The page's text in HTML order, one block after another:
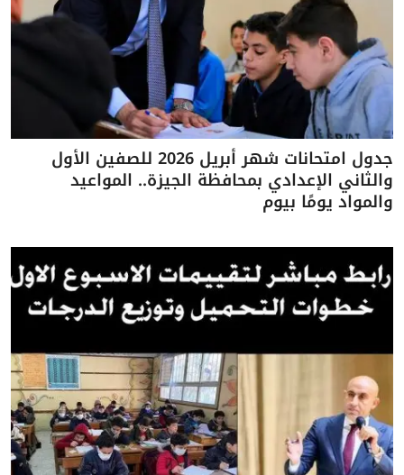
جدول امتحانات شهر أبريل 2026 للصفين الأول
والثاني الإعدادي بمحافظة الجيزة.. المواعيد
والمواد يومًا بيوم